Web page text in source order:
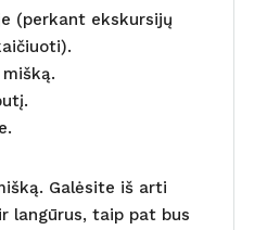
(perkant ekskursijų
Galėsite iš arti
langūrus, taip pat bus